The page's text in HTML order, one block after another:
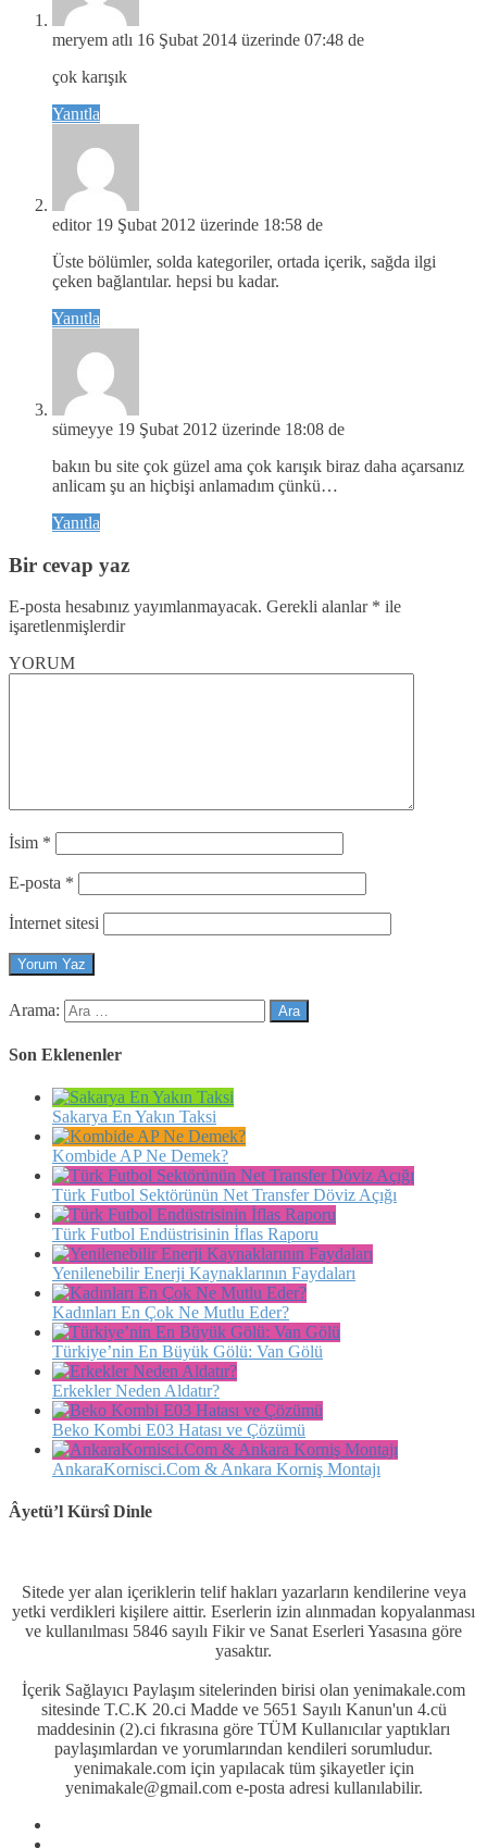
meryem atlı 16 Şubat 2014 üzerinde 07:48 de
çok karışık
Yanıtla
editor 19 Şubat 2012 üzerinde 18:58 de
Üste bölümler, solda kategoriler, ortada içerik, sağda ilgi
çeken bağlantılar. hepsi bu kadar.
Yanıtla
sümeyye 19 Şubat 2012 üzerinde 18:08 de
bakın bu site çok güzel ama çok karışık biraz daha açarsanız
anlicam şu an hiçbişi anlamadım çünkü…
Yanıtla
Bir cevap yaz
E-posta hesabınız yayımlanmayacak. Gerekli alanlar * ile
işaretlenmişlerdir
YORUM
İsim *
E-posta *
İnternet sitesi
Arama:
Son Eklenenler
Sakarya En Yakın Taksi
Kombide AP Ne Demek?
Türk Futbol Sektörünün Net Transfer Döviz Açığı
Türk Futbol Endüstrisinin İflas Raporu
Yenilenebilir Enerji Kaynaklarının Faydaları
Kadınları En Çok Ne Mutlu Eder?
Türkiye’nin En Büyük Gölü: Van Gölü
Erkekler Neden Aldatır?
Beko Kombi E03 Hatası ve Çözümü
AnkaraKornisci.Com & Ankara Korniş Montajı
Âyetü’l Kürsî Dinle
Sitede yer alan içeriklerin telif hakları yazarların kendilerine veya
yetki verdikleri kişilere aittir. Eserlerin izin alınmadan kopyalanması
ve kullanılması 5846 sayılı Fikir ve Sanat Eserleri Yasasına göre
yasaktır.
İçerik Sağlayıcı Paylaşım sitelerinden birisi olan yenimakale.com
sitesinde T.C.K 20.ci Madde ve 5651 Sayılı Kanun'un 4.cü
maddesinin (2).ci fıkrasına göre TÜM Kullanıcılar yaptıkları
paylaşımlardan ve yorumlarından kendileri sorumludur.
yenimakale.com için yapılacak tüm şikayetler için
yenimakale@gmail.com e-posta adresi kullanılabilir.